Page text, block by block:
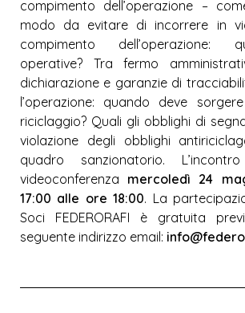
compimento dell’operazione –
modo da evitare di incorrere in
compimento dell’operazione:
operative? Tra fermo
dichiarazione e garanzie di
l’operazione: quando deve
riciclaggio? Quali gli obblighi di
violazione degli obblighi
quadro sanzionatorio.
videoconferenza mercoledì 24
17:00 alle ore 18:00. La
Soci FEDERORAFI è gratuita
seguente indirizzo email: